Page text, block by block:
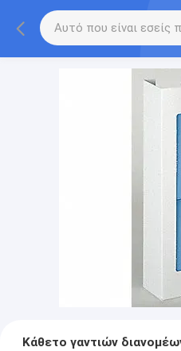
Κάθετο γαντιών